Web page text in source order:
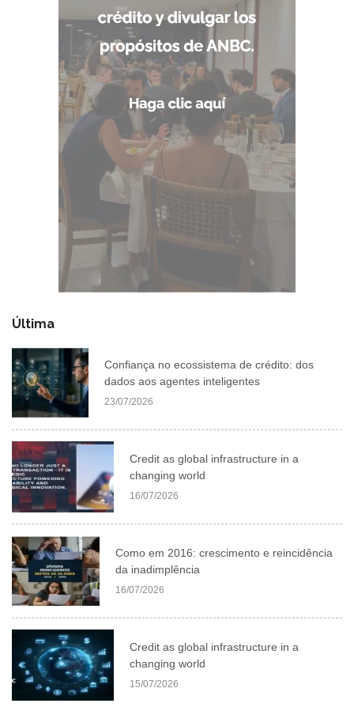
Última
Confiança no ecossistema de crédito: dos
dados aos agentes inteligentes
23/07/2026
Credit as global infrastructure in a
changing world
16/07/2026
Como em 2016: crescimento e reincidência
da inadimplência
16/07/2026
Credit as global infrastructure in a
changing world
15/07/2026